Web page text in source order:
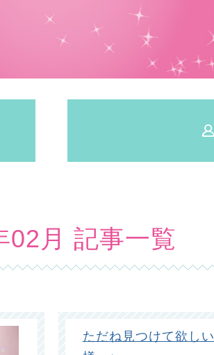
02月 記事一覧
ただね見つけて欲し